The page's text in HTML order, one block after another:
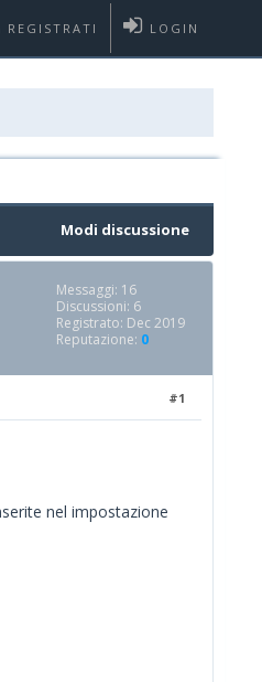
LOGIN
REGISTRATI
Modi discussione
Messaggi: 16
Discussioni: 6
Registrato: Dec 2019
Reputazione: 0
#1
nel impostazione